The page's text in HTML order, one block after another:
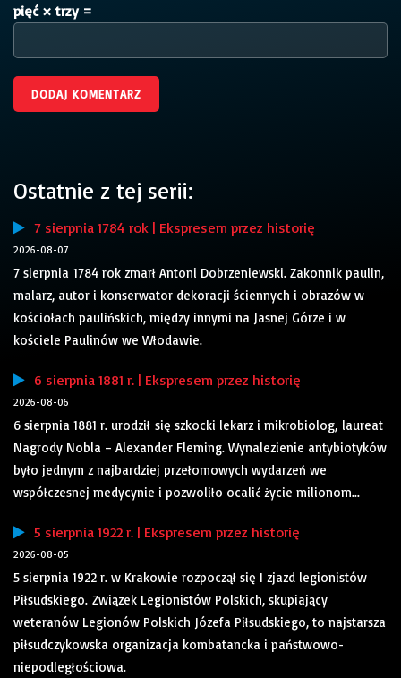
pięć × trzy =
Ostatnie z tej serii:
7 sierpnia 1784 rok | Ekspresem przez historię
2026-08-07
7 sierpnia 1784 rok zmarł Antoni Dobrzeniewski. Zakonnik paulin,
malarz, autor i konserwator dekoracji ściennych i obrazów w
kościołach paulińskich, między innymi na Jasnej Górze i w
kościele Paulinów we Włodawie.
6 sierpnia 1881 r. | Ekspresem przez historię
2026-08-06
6 sierpnia 1881 r. urodził się szkocki lekarz i mikrobiolog, laureat
Nagrody Nobla – Alexander Fleming. Wynalezienie antybiotyków
było jednym z najbardziej przełomowych wydarzeń we
współczesnej medycynie i pozwoliło ocalić życie milionom...
5 sierpnia 1922 r. | Ekspresem przez historię
2026-08-05
5 sierpnia 1922 r. w Krakowie rozpoczął się I zjazd legionistów
Piłsudskiego. Związek Legionistów Polskich, skupiający
weteranów Legionów Polskich Józefa Piłsudskiego, to najstarsza
piłsudczykowska organizacja kombatancka i państwowo-
niepodległościowa.